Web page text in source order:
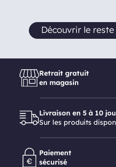
Découvrir le
Retrait gratuit
en magasin
Livraison en 5 à 10
Sur les produits
Paiement
sécurisé